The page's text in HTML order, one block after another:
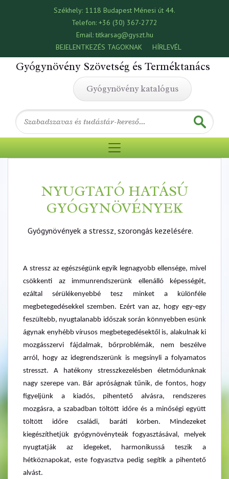
Székhely: 1118 Budapest Ménesi út 44.
Telefon: +36 (30) 367-2772
Email:titkarsag@gyszt.hu
BEJELENTKEZÉS TAGOKNAK
HÍRLEVÉL
Gyógynövény Szövetség és Terméktanács
Gyógynövény katalógus
NYUGTATÓ HATÁSÚ
GYÓGYNÖVÉNYEK
Gyógynövények a stressz, szorongás kezelésére.
A stressz az egészségünk egyik legnagyobb ellensége, mivel
csökkenti az immunrendszerünk ellenálló képességét,
ezáltal sérülékenyebbé tesz minket a különféle
megbetegedésekkel szemben. Ezért van az, hogy egy-egy
feszültebb, nyugtalanabb időszak során könnyebben esünk
ágynak enyhébb vírusos megbetegedésektől is, alakulnak ki
mozgásszervi fájdalmak, bőrproblémák, nem beszélve
arról, hogy az idegrendszerünk is megsínyli a folyamatos
stresszt. A hatékony stresszkezelésben életmódunknak
nagy szerepe van. Bár apróságnak tűnik, de fontos, hogy
figyeljünk a kiadós, pihentető alvásra, rendszeres
mozgásra, a szabadban töltött időre és a minőségi együtt
töltött időre családi, baráti körben. Mindezeket
kiegészíthetjük gyógynövényteák fogyasztásával, melyek
nyugtatják az idegeket, harmonikussá teszik a
hétköznapokat, este fogyasztva pedig segítik a pihentető
alvást.